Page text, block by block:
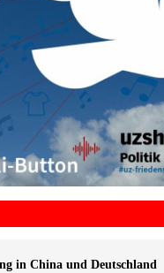
in China und Deutschland